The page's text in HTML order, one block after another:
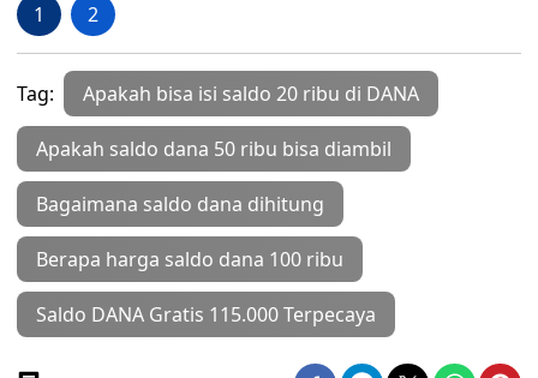
1 2
Tag: Apakah bisa isi saldo 20 ribu di DANA
Apakah saldo dana 50 ribu bisa diambil
Bagaimana saldo dana dihitung
Berapa harga saldo dana 100 ribu
Saldo DANA Gratis 115.000 Terpecaya